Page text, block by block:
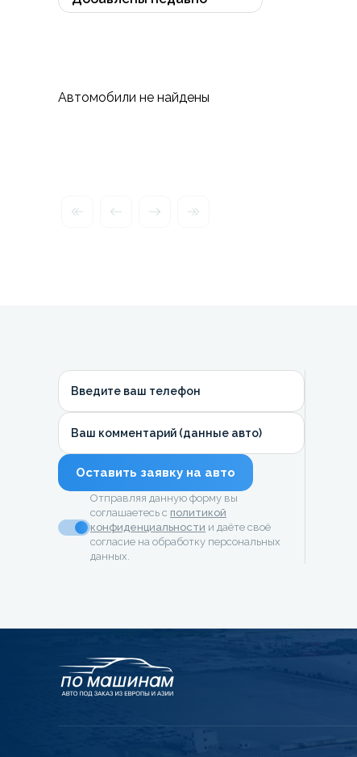
Автомобили не найдены
Введите ваш телефон
Ваш комментарий (данные авто)
Оставить заявку на авто
Отправляя данную форму вы
соглашаетесь с политикой
конфиденциальности и даёте своё
согласие на обработку персональных
данных.